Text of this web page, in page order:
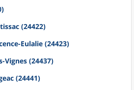
(24422)
Eulalie (24423)
Vignes (24437)
(24441)